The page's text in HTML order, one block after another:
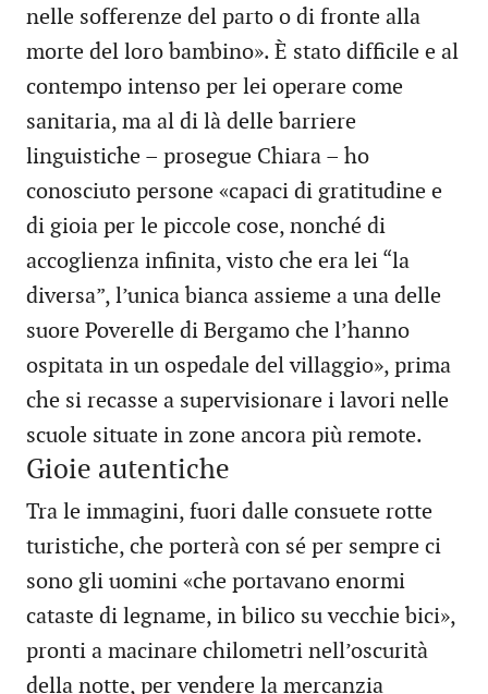
nelle sofferenze del parto o di fronte alla
morte del loro bambino». È stato difficile e al
contempo intenso per lei operare come
sanitaria, ma al di là delle barriere
linguistiche – prosegue Chiara – ho
conosciuto persone «capaci di gratitudine e
di gioia per le piccole cose, nonché di
accoglienza infinita, visto che era lei “la
diversa”, l’unica bianca assieme a una delle
suore Poverelle di Bergamo che l’hanno
ospitata in un ospedale del villaggio», prima
che si recasse a supervisionare i lavori nelle
scuole situate in zone ancora più remote.
Gioie autentiche
Tra le immagini, fuori dalle consuete rotte
turistiche, che porterà con sé per sempre ci
sono gli uomini «che portavano enormi
cataste di legname, in bilico su vecchie bici»,
pronti a macinare chilometri nell’oscurità
della notte, per vendere la mercanzia